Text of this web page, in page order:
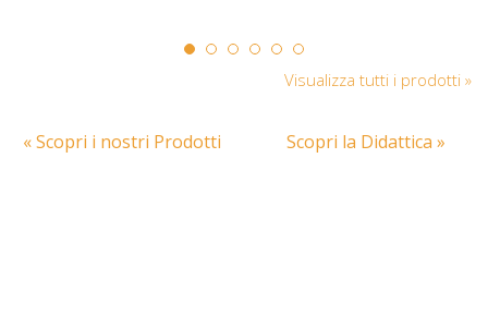
Visualizza tutti i prodotti »
« Scopri i nostri Prodotti Scopri la Didattica »